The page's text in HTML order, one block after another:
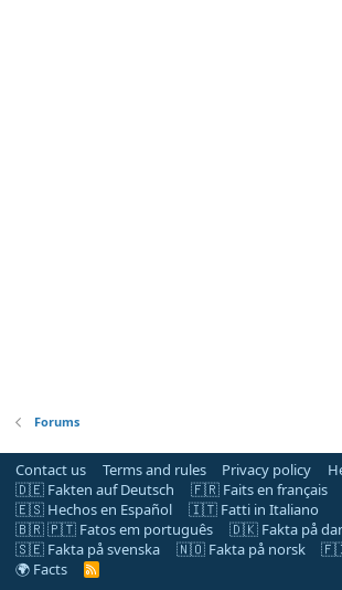
Forums
Contact us Terms and rules Privacy policy
🇩🇪 Fakten auf Deutsch
🇫🇷 Faits en français
🇪🇸 Hechos en Español
🇮🇹 Fatti in Italiano
🇧🇷 🇵🇹 Fatos em português
🇩🇰 Fakta på
🇸🇪 Fakta på svenska
🇳🇴 Fakta på norsk
🌍 Facts
R